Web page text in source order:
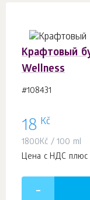
Крафтовый
Wellness
#108431
18 Kč
1800Kč / 100 ml
Цена с НДС плюс